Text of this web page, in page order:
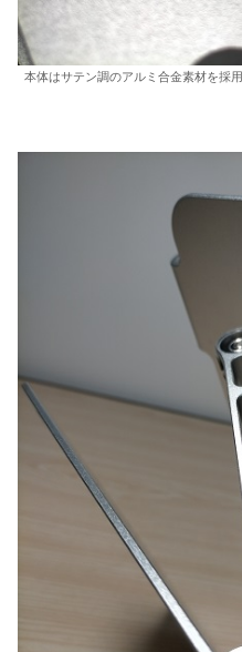
本体はサテン調のアルミ合金素材を採用